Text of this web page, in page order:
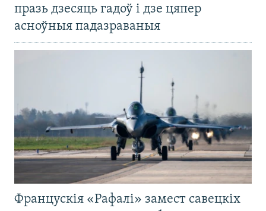
празь дзесяць гадоў і дзе цяпер
асноўныя падазраваныя
Францускія «Рафалі» замест савецкіх